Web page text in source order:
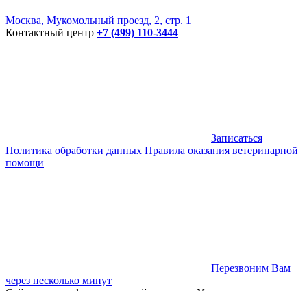
Москва, Мукомольный проезд, 2, стр. 1
Контактный центр +7 (499) 110-3444
Записаться
Политика обработки данных Правила оказания ветеринарной
помощи
Перезвоним Вам
через несколько минут